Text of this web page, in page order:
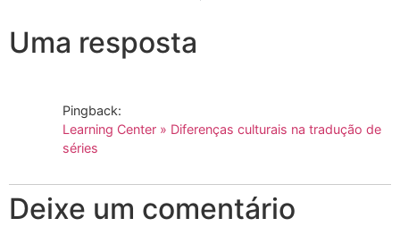
Uma resposta
Pingback:
Learning Center » Diferenças culturais na tradução de
séries
Deixe um comentário